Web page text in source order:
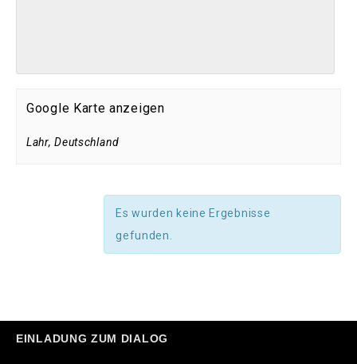
Google Karte anzeigen
Lahr, Deutschland
Es wurden keine Ergebnisse
gefunden.
EINLADUNG ZUM DIALOG